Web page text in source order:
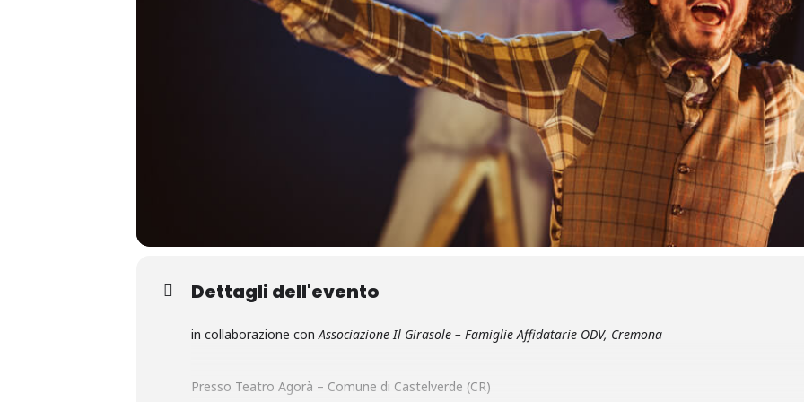
Dettagli dell'evento
in collaborazione conAssociazione Il Girasole – Famiglie Affidatarie ODV, Cremona
Presso Teatro Agorà – Comune di Castelverde (CR)